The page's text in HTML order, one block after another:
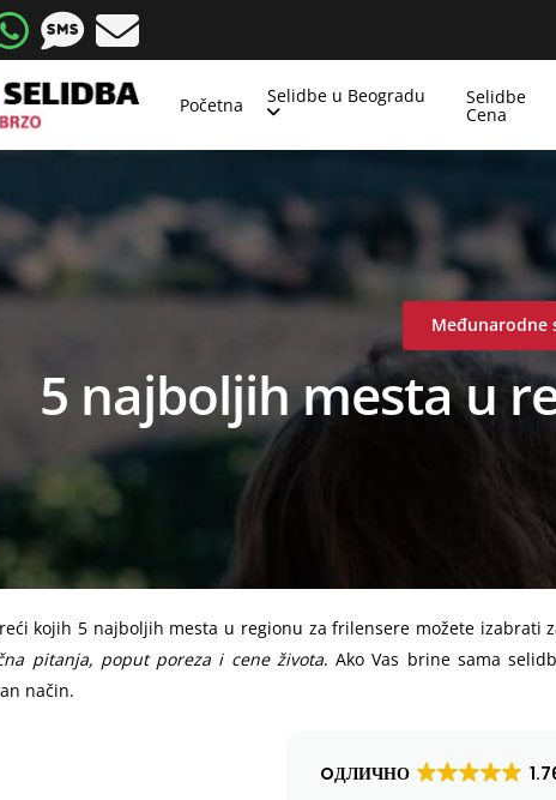
Početna Selidbe u Beogradu Selidbe
Cena
Međunarodne
5 najboljih mesta u
kojih 5 najboljih mesta u regionu za frilensere možete izabrati
pitanja, poput poreza i cene života. Ako Vas brine sama
način.
OДЛИЧНО